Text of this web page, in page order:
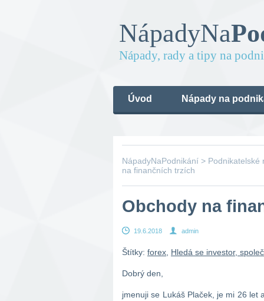
NápadyNa
Nápady, rady a tipy na
Úvod Nápady na
NápadyNaPodnikání > Podnikatelské
na finančních trzích
Obchody na
19.6.2018 admin
Štítky: forex Hledá se investor,
Dobrý den,
jmenuji se Lukáš Plaček, je mi 26 let